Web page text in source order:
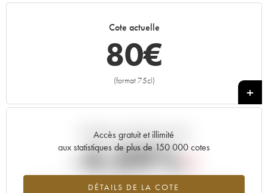
Cote actuelle
80€
(format 75cl)
+
Accès gratuit et illimité
aux statistiques de plus de 150 000 cotes
DÉTAILS DE LA COTE
Tendance actuelle de la cote
-4.09%
Tendance à la baisse du millésime 1995 en 2026 par rapport à